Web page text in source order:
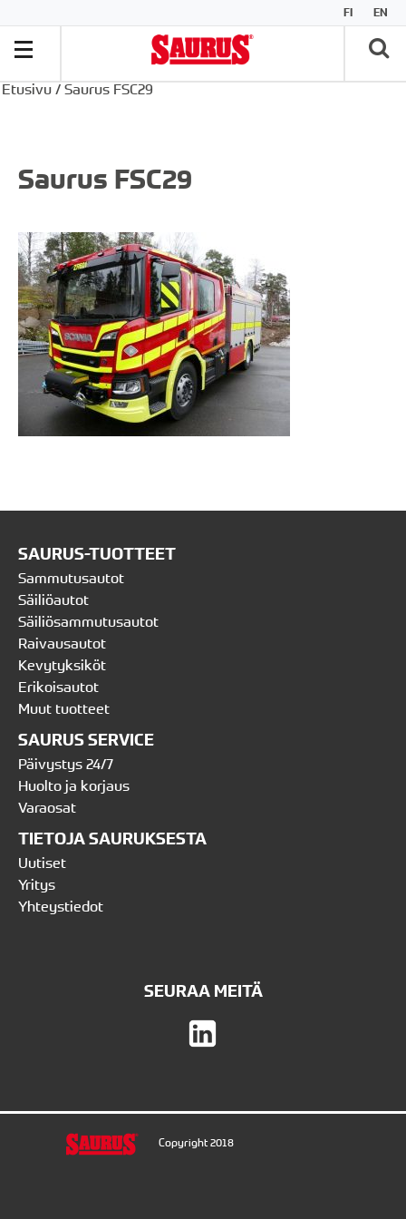
FI EN
Etusivu / Saurus FSC29
Saurus FSC29
SAURUS-TUOTTEET
Sammutusautot
Säiliöautot
Säiliösammutusautot
Raivausautot
Kevytyksiköt
Erikoisautot
Muut tuotteet
SAURUS SERVICE
Päivystys 24/7
Huolto ja korjaus
Varaosat
TIETOJA SAURUKSESTA
Uutiset
Yritys
Yhteystiedot
SEURAA MEITÄ
Copyright 2018